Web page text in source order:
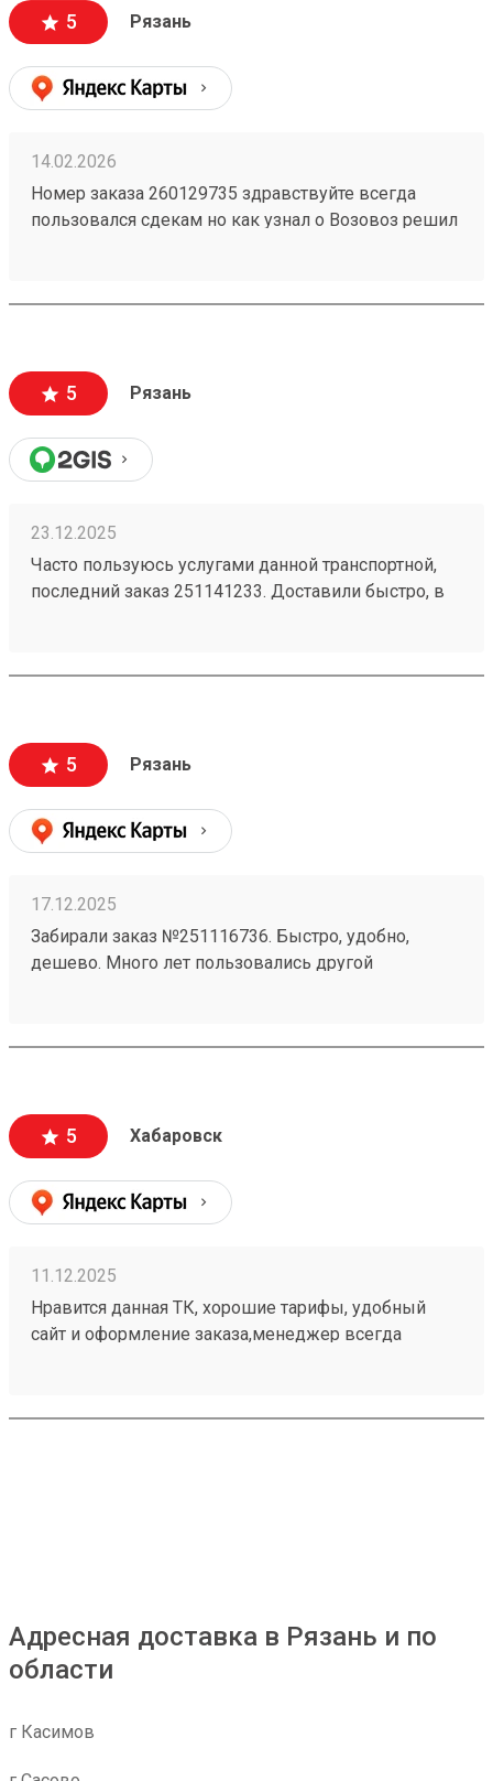
5 Рязань
14.02.2026
Номер заказа 260129735 здравствуйте всегда
пользовался сдекам но как узнал о Возовоз решил
операторы помогли во всем отвечают сразу не
доставку приехал в терминал без ожидания и всего
забрал свой груз и поехал все быстро и хорошо
5 Рязань
23.12.2025
Часто пользуюсь услугами данной транспортной,
последний заказ 251141233. Доставили быстро, в
Рекомендую!
5 Рязань
17.12.2025
Забирали заказ №251116736. Быстро, удобно,
дешево. Много лет пользовались другой
пользоваться этой компанией. Не огорчились ни
звезд. По-тихоньку переносим заказы сюда.
5 Хабаровск
11.12.2025
Нравится данная ТК, хорошие тарифы, удобный
сайт и оформление заказа,менеджер всегда
Адресная доставка в Рязань и по
области
г Касимов